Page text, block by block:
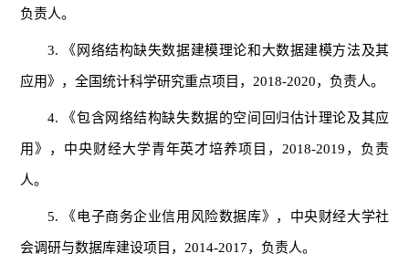
负责人。
3. 《网络结构缺失数据建模理论和大数据建模方法及其
应用》，全国统计科学研究重点项目，2018-2020，负责人。
4. 《包含网络结构缺失数据的空间回归估计理论及其应
用》，中央财经大学青年英才培养项目，2018-2019，负责
人。
5. 《电子商务企业信用风险数据库》，中央财经大学社
会调研与数据库建设项目，2014-2017，负责人。